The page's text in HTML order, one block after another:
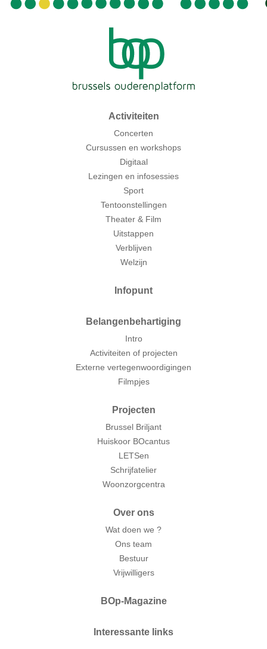
Activiteiten
Concerten
Cursussen en workshops
Digitaal
Lezingen en infosessies
Sport
Tentoonstellingen
Theater & Film
Uitstappen
Verblijven
Welzijn
Infopunt
Belangenbehartiging
Intro
Activiteiten of projecten
Externe vertegenwoordigingen
Filmpjes
Projecten
Brussel Briljant
Huiskoor BOcantus
LETSen
Schrijfatelier
Woonzorgcentra
Over ons
Wat doen we ?
Ons team
Bestuur
Vrijwilligers
BOp-Magazine
Interessante links